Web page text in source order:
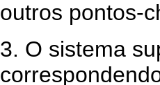
outros pontos-
3. O sistema